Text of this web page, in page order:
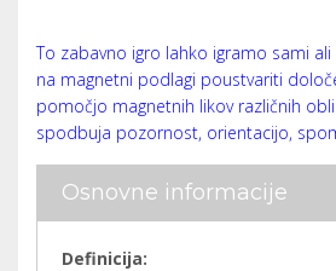
To zabavno igro lahko igramo sami
na magnetni podlagi poustvariti
pomočjo magnetnih likov različnih
spodbuja pozornost, orientacijo,
Osnovne informacije
Definicija: